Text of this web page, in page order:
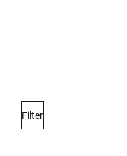
Filter